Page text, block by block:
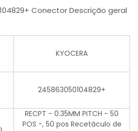
Conector Descrição geral
KYOCERA
245863050104829+
RECPT - 0.35MM PITCH - 50
POS -, 50 pos Recetáculo de